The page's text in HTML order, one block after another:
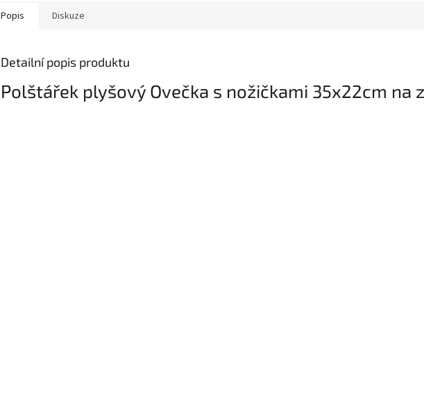
Popis Diskuze
Detailní popis produktu
Polštářek plyšový Ovečka s nožičkami 35x22cm na